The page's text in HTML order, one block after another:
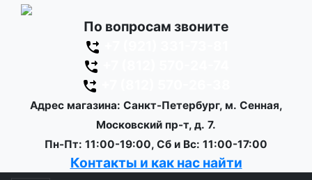
По вопросам звоните
Адрес магазина: Санкт-Петербург, м. Сенная,
Московский пр-т, д. 7.
Пн-Пт: 11:00-19:00, Сб и Вс: 11:00-17:00
Контакты и как нас найти